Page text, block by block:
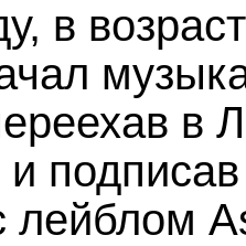
в
в
подписав
лейблом